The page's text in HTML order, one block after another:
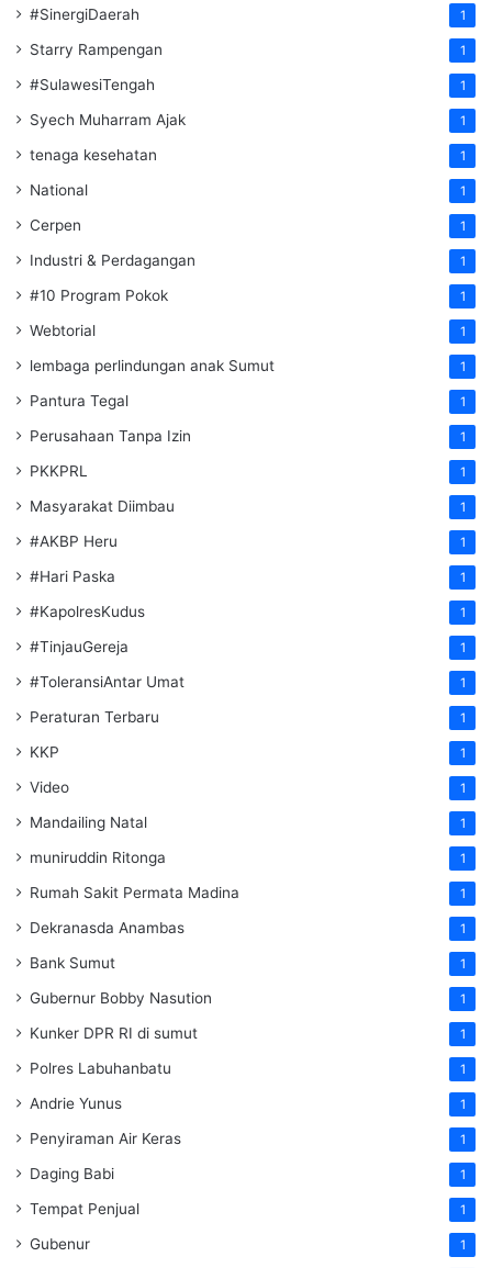
#SinergiDaerah 1
Starry Rampengan 1
#SulawesiTengah 1
Syech Muharram Ajak 1
tenaga kesehatan 1
National 1
Cerpen 1
Industri & Perdagangan 1
#10 Program Pokok 1
Webtorial 1
lembaga perlindungan anak Sumut 1
Pantura Tegal 1
Perusahaan Tanpa Izin 1
PKKPRL 1
Masyarakat Diimbau 1
#AKBP Heru 1
#Hari Paska 1
#KapolresKudus 1
#TinjauGereja 1
#ToleransiAntar Umat 1
Peraturan Terbaru 1
KKP 1
Video 1
Mandailing Natal 1
muniruddin Ritonga 1
Rumah Sakit Permata Madina 1
Dekranasda Anambas 1
Bank Sumut 1
Gubernur Bobby Nasution 1
Kunker DPR RI di sumut 1
Polres Labuhanbatu 1
Andrie Yunus 1
Penyiraman Air Keras 1
Daging Babi 1
Tempat Penjual 1
Gubenur 1